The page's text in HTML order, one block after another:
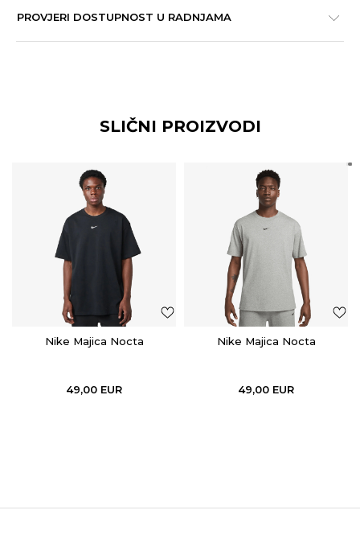
PROVJERI DOSTUPNOST U RADNJAMA
SLIČNI PROIZVODI
Nike Majica Nocta
49,00 EUR
Nike Majica Nocta
49,00 EUR